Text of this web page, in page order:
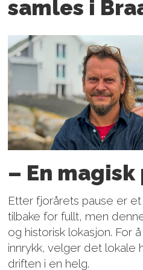
samles i
– En magisk
Etter fjorårets pause er
tilbake for fullt, men
og historisk lokasjon. For
innrykk, velger det lokale
driften i en helg.